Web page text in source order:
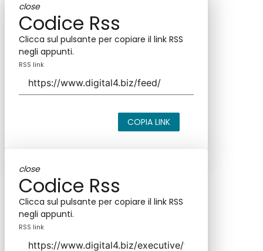
close
Codice Rss
Clicca sul pulsante per copiare il link RSS
negli appunti.
RSS link
COPIA LINK
close
Codice Rss
Clicca sul pulsante per copiare il link RSS
negli appunti.
RSS link